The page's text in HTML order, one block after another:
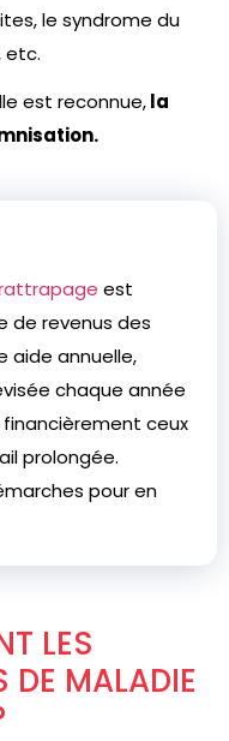
le syndrome du
etc.
est reconnue,la
est
de revenus des
aide annuelle,
chaque année
financièrement ceux
prolongée.
pour en
LES
DE MALADIE